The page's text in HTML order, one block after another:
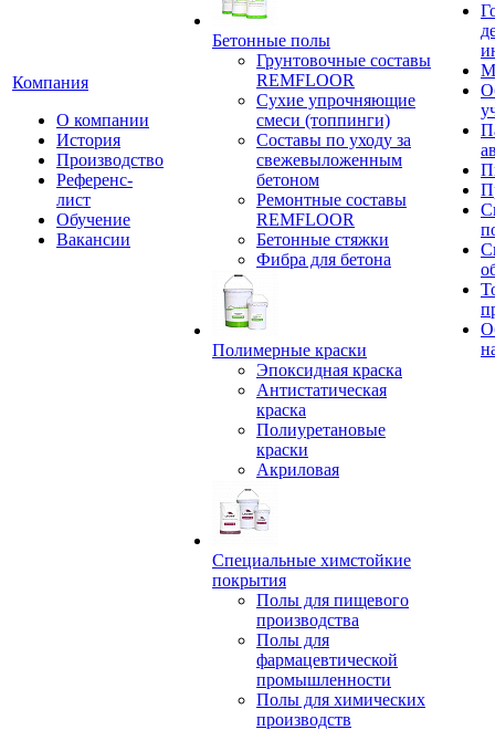
Компания
О компании
История
Производство
Референс-
лист
Обучение
Вакансии
Бетонные полы
Грунтовочные составы
REMFLOOR
Сухие упрочняющие
смеси (топпинги)
Составы по уходу за
свежевыложенным
бетоном
Ремонтные составы
REMFLOOR
Бетонные стяжки
Фибра для бетона
Полимерные краски
Эпоксидная краска
Антистатическая
краска
Полиуретановые
краски
Акриловая
Специальные химстойкие
покрытия
Полы для пищевого
производства
Полы для
фармацевтической
промышленности
Полы для химических
производств